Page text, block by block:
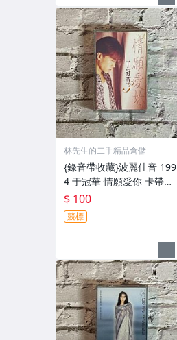
林先生的二手精品倉儲
{錄音帶收藏}波麗佳音 199
4 于冠華 情願愛你 卡帶像
新的一樣 歌詞漂亮 封面有
水痕 外殼如圖 含資卡 殼損
$ 100
競標